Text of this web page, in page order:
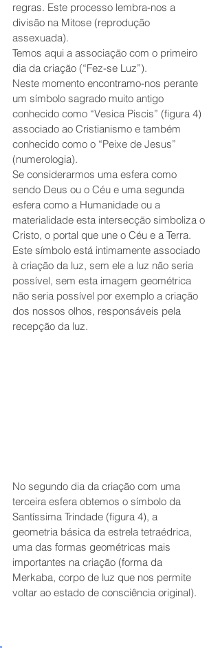
regras. Este processo lembra-nos a
divisão na Mitose (reprodução
assexuada).
Temos aqui a associação com o primeiro
dia da criação (“Fez-se Luz”).
Neste momento encontramo-nos perante
um símbolo sagrado muito antigo
conhecido como “Vesica Piscis” (figura 4)
associado ao Cristianismo e também
conhecido como o “Peixe de Jesus”
(numerologia).
Se considerarmos uma esfera como
sendo Deus ou o Céu e uma segunda
esfera como a Humanidade ou a
materialidade esta intersecção simboliza o
Cristo, o portal que une o Céu e a Terra.
Este símbolo está intimamente associado
à criação da luz, sem ele a luz não seria
possível, sem esta imagem geométrica
não seria possível por exemplo a criação
dos nossos olhos, responsáveis pela
recepção da luz.
No segundo dia da criação com uma
terceira esfera obtemos o símbolo da
Santíssima Trindade (figura 4), a
geometria básica da estrela tetraédrica,
uma das formas geométricas mais
importantes na criação (forma da
Merkaba, corpo de luz que nos permite
voltar ao estado de consciência original).